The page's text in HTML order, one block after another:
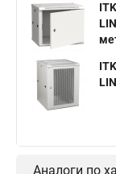
Аналоги по